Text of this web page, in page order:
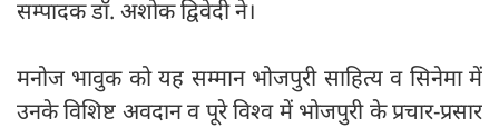
सम्पादक डॉ. अशोक द्विवेदी ने।
मनोज भावुक को यह सम्मान भोजपुरी साहित्य व सिनेमा में
उनके विशिष्ट अवदान व पूरे विश्व में भोजपुरी के प्रचार-प्रसार